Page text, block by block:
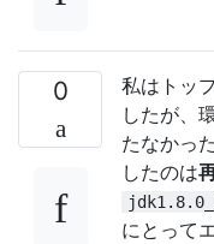
0
私はトッ
したが、
たなかっ
したのは
にとって